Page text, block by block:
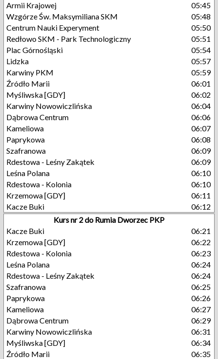
Armii Krajowej
05:45
Wzgórze Św. Maksymiliana SKM
05:48
Centrum Nauki Experyment
05:50
Redłowo SKM - Park Technologiczny
05:51
Plac Górnośląski
05:54
Lidzka
05:57
Karwiny PKM
05:59
Źródło Marii
06:01
Myśliwska [GDY]
06:02
Karwiny Nowowiczlińska
06:04
Dąbrowa Centrum
06:06
Kameliowa
06:07
Paprykowa
06:08
Szafranowa
06:09
Rdestowa - Leśny Zakątek
06:09
Leśna Polana
06:10
Rdestowa - Kolonia
06:10
Krzemowa [GDY]
06:11
Kacze Buki
06:12
Kurs nr 2 do Rumia Dworzec PKP
Kacze Buki
06:21
Krzemowa [GDY]
06:22
Rdestowa - Kolonia
06:23
Leśna Polana
06:24
Rdestowa - Leśny Zakątek
06:24
Szafranowa
06:25
Paprykowa
06:26
Kameliowa
06:27
Dąbrowa Centrum
06:29
Karwiny Nowowiczlińska
06:31
Myśliwska [GDY]
06:34
Źródło Marii
06:35